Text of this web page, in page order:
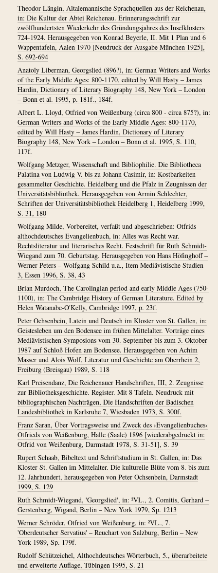
Theodor Längin, Altalemannische Sprachquellen aus der Reichenau,
in: Die Kultur der Abtei Reichenau. Erinnerungsschrift zur
zwölfhundertsten Wiederkehr des Gründungsjahres des Inselklosters
724-1924. Herausgegeben von Konrad Beyerle, II. Mit 1 Plan und 6
Wappentafeln, Aalen 1970 [Neudruck der Ausgabe München 1925],
S. 692-694
Anatoly Liberman, Georgslied (896?), in: German Writers and Works
of the Early Middle Ages: 800-1170, edited by Will Hasty – James
Hardin, Dictionary of Literary Biography 148, New York – London
– Bonn et al. 1995, p. 181f., 184f.
Albert L. Lloyd, Otfried von Weißenburg (circa 800 - circa 875?), in:
German Writers and Works of the Early Middle Ages: 800-1170,
edited by Will Hasty – James Hardin, Dictionary of Literary
Biography 148, New York – London – Bonn et al. 1995, S. 110,
117f.
Wolfgang Metzger, Wissenschaft und Bibliophilie. Die Bibliotheca
Palatina von Ludwig V. bis zu Johann Casimir, in: Kostbarkeiten
gesammelter Geschichte. Heidelberg und die Pfalz in Zeugnissen der
Universitätsbibliothek. Herausgegeben von Armin Schlechter,
Schriften der Universitätsbibliothek Heidelberg 1, Heidelberg 1999,
S. 31, 180
Wolfgang Milde, Vorbereitet, verfaßt und abgeschrieben: Otfrids
althochdeutsches Evangelienbuch, in: Alles was Recht war.
Rechtsliteratur und literarisches Recht. Festschrift für Ruth Schmidt-
Wiegand zum 70. Geburtstag. Herausgegeben von Hans Höfinghoff –
Werner Peters – Wolfgang Schild u.a., Item Mediävistische Studien
3, Essen 1996, S. 38, 43
Brian Murdoch, The Carolingian period and early Middle Ages (750-
1100), in: The Cambridge History of German Literature. Edited by
Helen Watanabe-O'Kelly, Cambridge 1997, p. 23f.
Peter Ochsenbein, Latein und Deutsch im Kloster von St. Gallen, in:
Geistesleben um den Bodensee im frühen Mittelalter. Vorträge eines
Mediävistischen Symposions vom 30. September bis zum 3. Oktober
1987 auf Schloß Hofen am Bodensee. Herausgegeben von Achim
Masser und Alois Wolf, Literatur und Geschichte am Oberrhein 2,
Freiburg (Breisgau) 1989, S. 118
Karl Preisendanz, Die Reichenauer Handschriften, III, 2. Zeugnisse
zur Bibliotheksgeschichte. Register. Mit 8 Tafeln. Neudruck mit
bibliographischen Nachträgen, Die Handschriften der Badischen
Landesbibliothek in Karlsruhe 7, Wiesbaden 1973, S. 300f.
Franz Saran, Über Vortragsweise und Zweck des ›Evangelienbuches‹
Otfrieds von Weißenburg, Halle (Saale) 1896 [wiederabgedruckt in:
Otfrid von Weißenburg, Darmstadt 1978, S. 31-51], S. 39
Rupert Schaab, Bibeltext und Schriftstudium in St. Gallen, in: Das
Kloster St. Gallen im Mittelalter. Die kulturelle Blüte vom 8. bis zum
12. Jahrhundert, herausgegeben von Peter Ochsenbein, Darmstadt
1999, S. 129
Ruth Schmidt-Wiegand, 'Georgslied', in: ²VL., 2. Comitis, Gerhard –
Gerstenberg, Wigand, Berlin – New York 1979, Sp. 1213
Werner Schröder, Otfried von Weißenburg, in: ²VL., 7.
'Oberdeutscher Servatius' – Reuchart von Salzburg, Berlin – New
York 1989, Sp. 179f.
Rudolf Schützeichel, Althochdeutsches Wörterbuch, 5., überarbeitete
und erweiterte Auflage, Tübingen 1995, S. 21